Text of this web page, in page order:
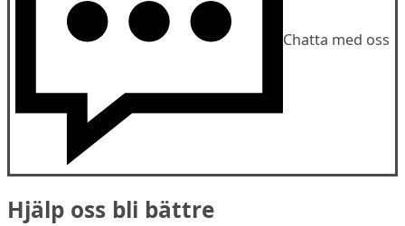
Chatta med oss
Hjälp oss bli bättre